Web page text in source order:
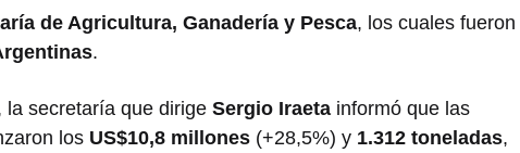
de Agricultura, Ganadería y Pesca, los cuales fueron
.
la secretaría que dirige Sergio Iraeta informó que las
los US$10,8 millones (+28,5%) y 1.312 toneladas,